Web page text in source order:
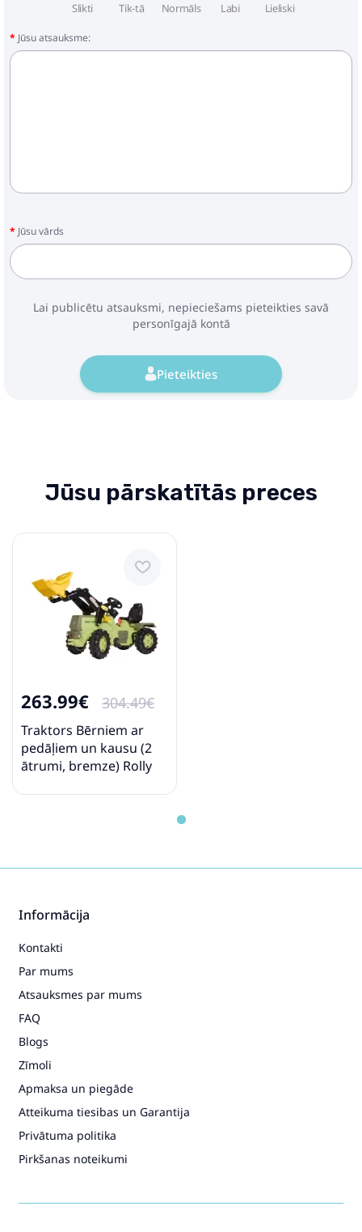
Slikti Tik-tā Normāls Labi Lieliski
Jūsu atsauksme:
Jūsu vārds
Lai publicētu atsauksmi, nepieciešams pieteikties savā
personīgajā kontā
Pieteikties
Jūsu pārskatītās preces
263.99€ 304.49€
Traktors Bērniem ar
pedāļiem un kausu (2
ātrumi, bremze) Rolly
1500 (3-8 gadiem)
Informācija
Kontakti
Par mums
Atsauksmes par mums
FAQ
Blogs
Zīmoli
Apmaksa un piegāde
Atteikuma tiesibas un Garantija
Privātuma politika
Pirkšanas noteikumi